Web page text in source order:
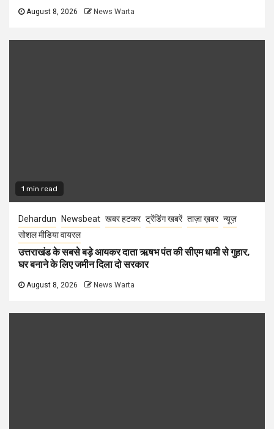
August 8, 2026 News Warta
1 min read
Dehardun Newsbeat खबर हटकर ट्रेंडिंग खबरें ताज़ा ख़बर न्यूज़
सोशल मीडिया वायरल
उत्तराखंड के सबसे बड़े आयकर दाता ऋषभ पंत की सीएम धामी से गुहार,
घर बनाने के लिए जमीन दिला दो सरकार
August 8, 2026 News Warta